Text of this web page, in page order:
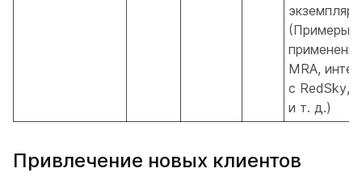
(Примеры
MRA,
с RedSky,
и т. д.)
Привлечение новых клиентов